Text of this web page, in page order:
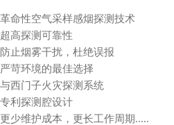
革命性空气采样感烟探测技术
超高探测可靠性
防止烟雾干扰，杜绝误报
严苛环境的最佳选择
与西门子火灾探测系统
专利探测腔设计
更少维护成本，更长工作周期.....